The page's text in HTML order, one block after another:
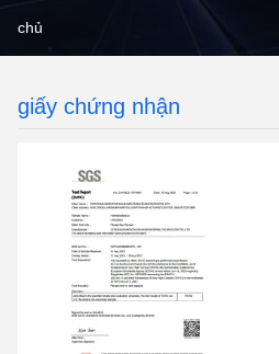
chủ
giấy chứng nhận